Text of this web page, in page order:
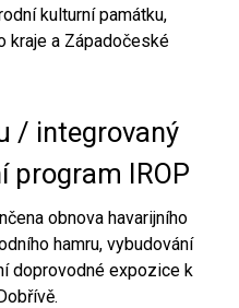
kulturní památku,
kraje a Západočeské
/ integrovaný
program IROP
obnova havarijního
hamru, vybudování
doprovodné expozice k